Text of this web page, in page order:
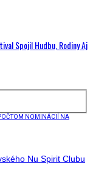
Spojil Hudbu, Rodiny Aj
NOMINÁCIÍ NA